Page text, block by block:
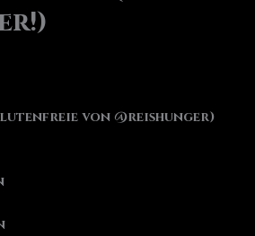
von @reishunger)